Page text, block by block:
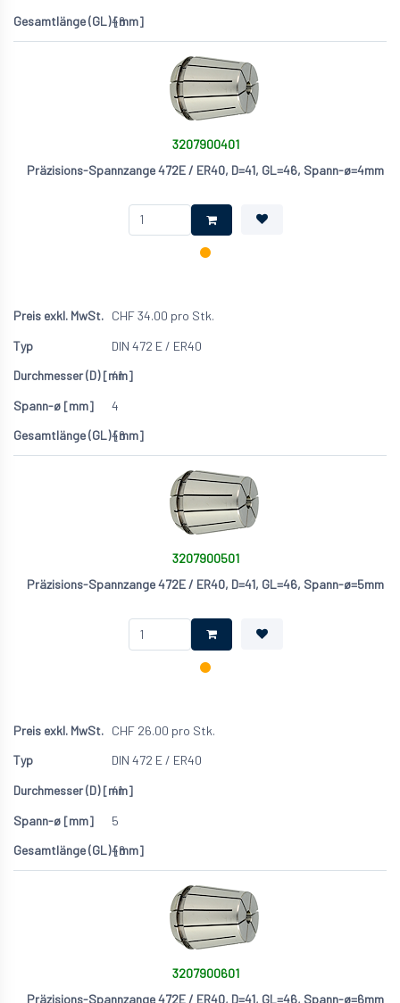
46
3207900401
Präzisions-Spannzange 472E / ER40, D=41, GL=46, Spann-ø=4mm
CHF34.00 pro Stk.
DIN 472 E / ER40
41
4
46
3207900501
Präzisions-Spannzange 472E / ER40, D=41, GL=46, Spann-ø=5mm
CHF 26.00 pro Stk.
DIN 472 E / ER40
41
5
46
3207900601
Präzisions-Spannzange 472E / ER40, D=41, GL=46, Spann-ø=6mm